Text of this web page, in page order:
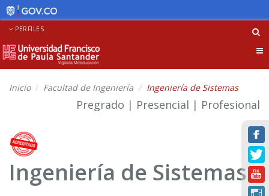
PERFILES
Inicio Facultad de Ingeniería Ingeniería de Sistemas
Pregrado | Presencial | Profesional
Ingeniería de Sistemas